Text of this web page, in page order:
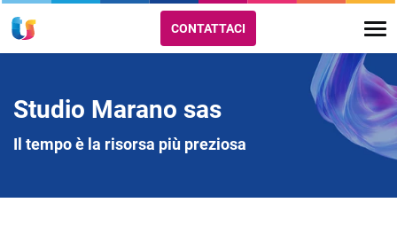
CONTATTACI
Studio Marano sas
Il tempo è la risorsa più preziosa